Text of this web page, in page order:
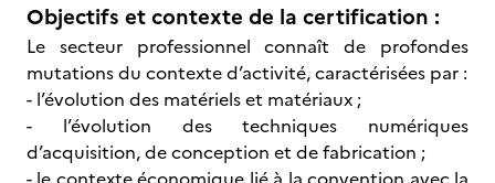
Objectifs et contexte de la certification :
Le secteur professionnel connaît de profondes
mutations du contexte d’activité, caractérisées par :
- l’évolution des matériels et matériaux ;
- l’évolution des techniques numériques
d’acquisition, de conception et de fabrication ;